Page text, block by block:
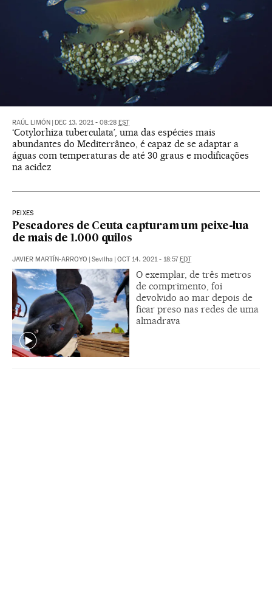
RAÚL LIMÓN DEC 13, 2021 - 08:28 EST
‘Cotylorhiza tuberculata’, uma das espécies mais
abundantes do Mediterrâneo, é capaz de se adaptar a
águas com temperaturas de até 30 graus e modificações
na acidez
PEIXES
Pescadores de Ceuta capturam um peixe-lua
de mais de 1.000 quilos
JAVIER MARTÍN-ARROYO Sevilha OCT 14, 2021 - 18:57 EDT
O exemplar, de três metros
de comprimento, foi
devolvido ao mar depois de
ficar preso nas redes de uma
almadrava